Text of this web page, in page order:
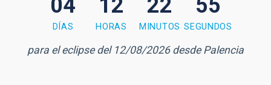
04
DÍAS
12
HORAS
22
MINUTOS
54
SEGUNDOS
para el eclipse del 12/08/2026 desde Palencia